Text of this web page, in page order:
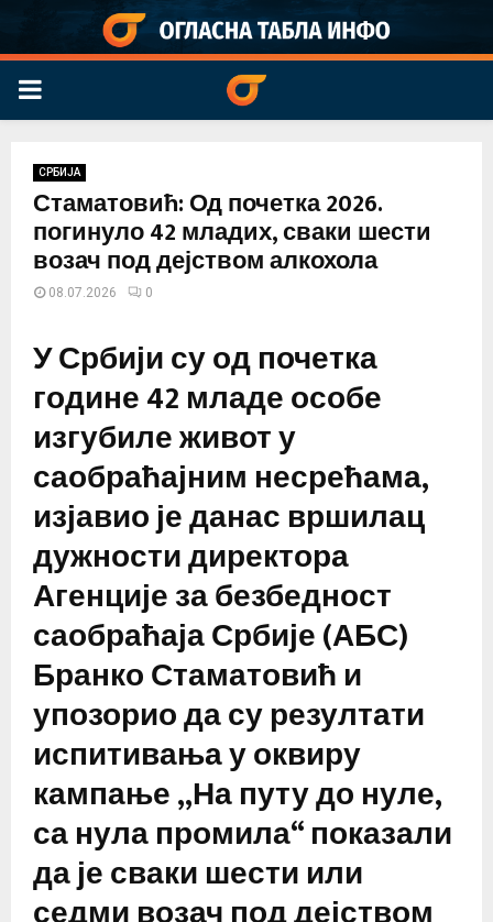
PRIMARY
СРБИЈА
Стаматовић: Од почетка 2026.
погинуло 42 младих, сваки шести
возач под дејством алкохола
08.07.2026 0
У Србији су од почетка
године 42 младе особе
изгубиле живот у
саобраћајним несрећама,
изјавио је данас вршилац
дужности директора
Агенције за безбедност
саобраћаја Србије (АБС)
Бранко Стаматовић и
упозорио да су резултати
испитивања у оквиру
кампање „На путу до нуле,
са нула промила“ показали
да је сваки шести или